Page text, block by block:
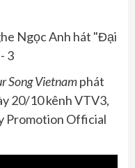
Song Vietnamphát
20/10 kênh VTV3,
Promotion Official